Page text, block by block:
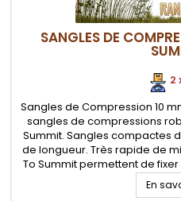
SANGLES DE
2
Sangles de Compression 10
sangles de compressions
Summit. Sangles compactes
de longueur. Très rapide de
To Summit permettent de
de randonnée et autres
En